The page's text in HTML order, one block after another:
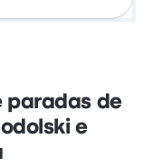
paradas de
e